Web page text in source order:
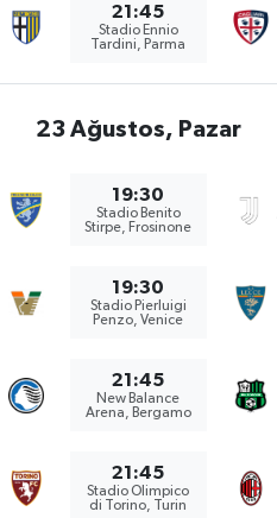
21:45
Stadio Ennio
Tardini, Parma
23 Ağustos, Pazar
19:30
Stadio Benito
Stirpe, Frosinone
19:30
Stadio Pierluigi
Penzo, Venice
21:45
New Balance
Arena, Bergamo
21:45
Stadio Olimpico
di Torino, Turin